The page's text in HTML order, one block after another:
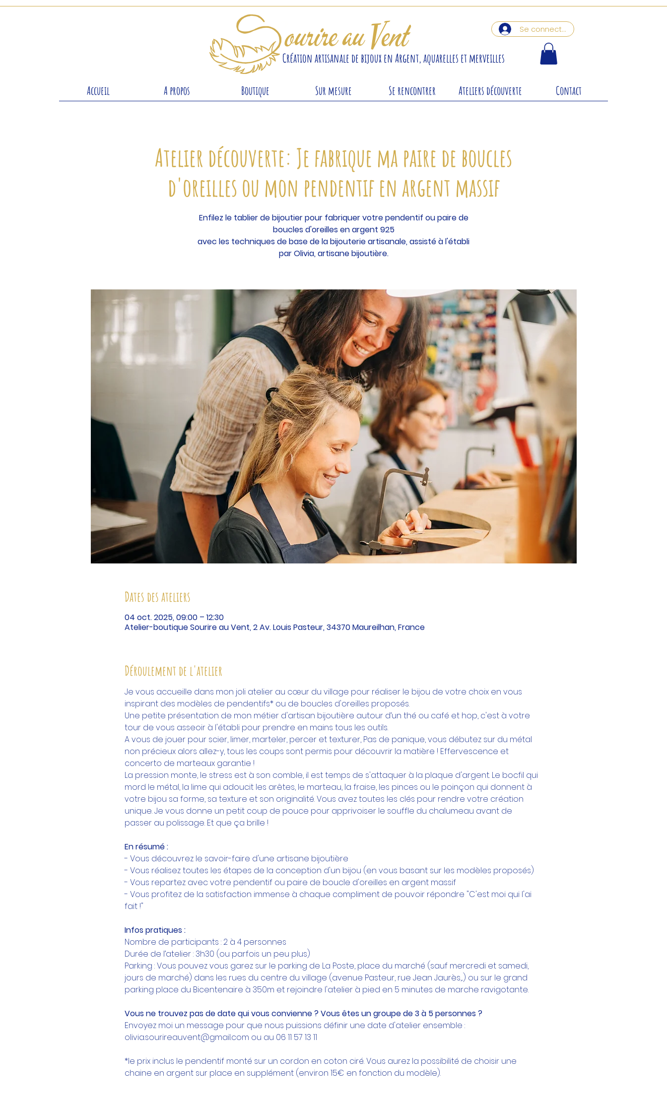
Sourire au Vent
Création artisanale de bijoux en Argent, aquarelles et merveilles
Se connecter
Accueil A propos Boutique Sur mesure Se rencontrer Ateliers découverte Contact
Atelier découverte: Je fabrique ma paire de boucles
d'oreilles ou mon pendentif en argent massif
Enfilez le tablier de bijoutier pour fabriquer votre pendentif ou paire de
boucles d'oreilles en argent 925
avec les techniques de base de la bijouterie artisanale, assisté à l'établi
par Olivia, artisane bijoutière.
Dates des ateliers
04 oct. 2025, 09:00 – 12:30
Atelier-boutique Sourire au Vent, 2 Av. Louis Pasteur, 34370 Maureilhan, France
Déroulement de l'atelier
Je vous accueille dans mon joli atelier au cœur du village pour réaliser le bijou de votre choix en vous
inspirant des modèles de pendentifs* ou de boucles d'oreilles proposés.
Une petite présentation de mon métier d'artisan bijoutière autour d’un thé ou café et hop, c'est à votre
tour de vous asseoir à l'établi pour prendre en mains tous les outils.
A vous de jouer pour scier, limer, marteler, percer et texturer, Pas de panique, vous débutez sur du métal
non précieux alors allez-y, tous les coups sont permis pour découvrir la matière ! Effervescence et
concerto de marteaux garantie !
La pression monte, le stress est à son comble, il est temps de s'attaquer à la plaque d'argent. Le bocfil qui
mord le métal, la lime qui adoucit les arêtes, le marteau, la fraise, les pinces ou le poinçon qui donnent à
votre bijou sa forme, sa texture et son originalité. Vous avez toutes les clés pour rendre votre création
unique. Je vous donne un petit coup de pouce pour apprivoiser le souffle du chalumeau avant de
passer au polissage. Et que ça brille !
En résumé :
- Vous découvrez le savoir-faire d'une artisane bijoutière
- Vous réalisez toutes les étapes de la conception d'un bijou (en vous basant sur les modèles proposés)
- Vous repartez avec votre pendentif ou paire de boucle d'oreilles en argent massif
- Vous profitez de la satisfaction immense à chaque compliment de pouvoir répondre "C'est moi qui l'ai
fait !"
Infos pratiques :
Nombre de participants : 2 à 4 personnes
Durée de l’atelier : 3h30 (ou parfois un peu plus)
Parking : Vous pouvez vous garez sur le parking de La Poste, place du marché (sauf mercredi et samedi,
jours de marché) dans les rues du centre du village (avenue Pasteur, rue Jean Jaurès,...) ou sur le grand
parking place du Bicentenaire à 350m et rejoindre l'atelier à pied en 5 minutes de marche ravigotante.
Vous ne trouvez pas de date qui vous convienne ? Vous êtes un groupe de 3 à 5 personnes ?
Envoyez moi un message pour que nous puissions définir une date d'atelier ensemble :
olivia.sourireauvent@gmail.com ou au 06 11 57 13 11
*le prix inclus le pendentif monté sur un cordon en coton ciré. Vous aurez la possibilité de choisir une
chaine en argent sur place en supplément (environ 15€ en fonction du modèle).